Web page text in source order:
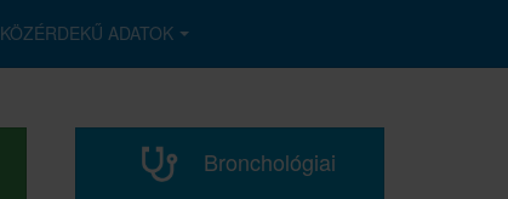
KÖZÉRDEKŰ ADATOK
Bronchológiai